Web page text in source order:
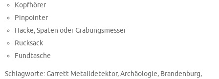
Kopfhörer
Pinpointer
Hacke, Spaten oder Grabungsmesser
Rucksack
Fundtasche
Schlagworte: Garrett Metalldetektor, Archäologie, Brandenburg,